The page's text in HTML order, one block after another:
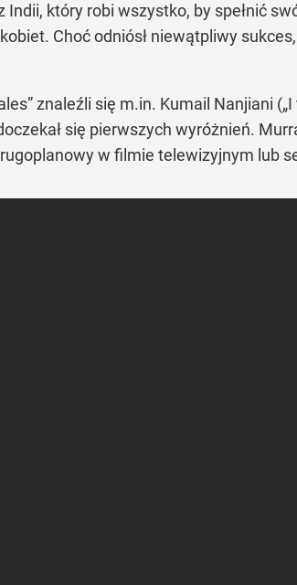
który robi wszystko, by spełnić
Choć odniósł niewątpliwy
znaleźli się m.in. Kumail Nanjiani
się pierwszych wyróżnień.
w filmie telewizyjnym lub